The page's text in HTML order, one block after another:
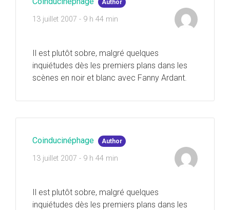
Author
13 juillet 2007 - 9 h 44 min
Il est plutôt sobre, malgré quelques
inquiétudes dès les premiers plans dans les
scènes en noir et blanc avec Fanny Ardant.
Coinducinéphage Author
13 juillet 2007 - 9 h 44 min
Il est plutôt sobre, malgré quelques
inquiétudes dès les premiers plans dans les